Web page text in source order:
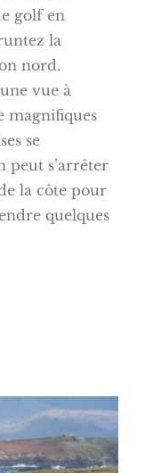
golf en
la
nord.
vue à
magnifiques
se
peut s’arrêter
la côte pour
quelques